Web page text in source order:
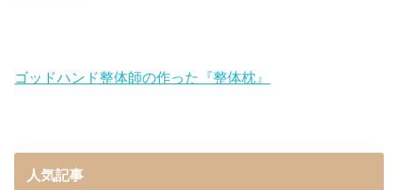
ゴッドハンド整体師の作った『整体枕』
人気記事